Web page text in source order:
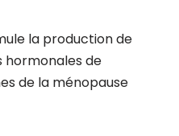
la production de
hormonales de
de la ménopause